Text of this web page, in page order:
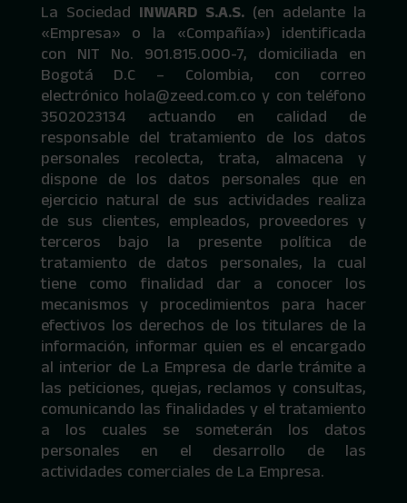
La Sociedad INWARD S.A.S. (en adelante la
«Empresa» o la «Compañía») identificada
con NIT No. 901.815.000-7, domiciliada en
Bogotá D.C – Colombia, con correo
electrónico hola@zeed.com.co y con teléfono
3502023134 actuando en calidad de
responsable del tratamiento de los datos
personales recolecta, trata, almacena y
dispone de los datos personales que en
ejercicio natural de sus actividades realiza
de sus clientes, empleados, proveedores y
terceros bajo la presente política de
tratamiento de datos personales, la cual
tiene como finalidad dar a conocer los
mecanismos y procedimientos para hacer
efectivos los derechos de los titulares de la
información, informar quien es el encargado
al interior de La Empresa de darle trámite a
las peticiones, quejas, reclamos y consultas,
comunicando las finalidades y el tratamiento
a los cuales se someterán los datos
personales en el desarrollo de las
actividades comerciales de La Empresa.